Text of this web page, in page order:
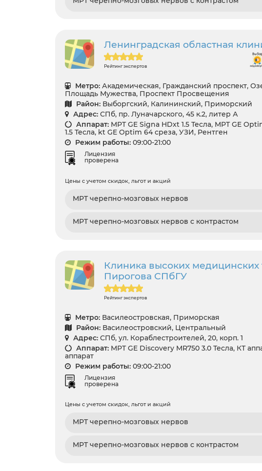
Ленинградская областная
Рейтинг экспертов
Метро: Академическая, Гражданский проспект,
Площадь Мужества, Проспект Просвещения
Район: Выборгский, Калининский, Приморский
Адрес: СПб, пр. Луначарского, 45 к.2, литер А
Аппарат: МРТ GE Signa HDxt 1.5 Тесла, МРТ GE
1.5 Тесла, kt GE Optim 64 среза, УЗИ, Рентген
Режим работы: 09:00-21:00
Лицензия
проверена
Цены с учетом скидок, льгот и акций
МРТ черепно-мозговых нервов
МРТ черепно-мозговых нервов с контрастом
Клиника высоких медицинских
Пирогова СПбГУ
Рейтинг экспертов
Метро: Василеостровская, Приморская
Район: Василеостровский, Центральный
Адрес: СПб, ул. Кораблестроителей, 20, корп. 1
Аппарат: МРТ GE Discovery MR750 3.0 Тесла, КТ
аппарат
Режим работы: 09:00-21:00
Лицензия
проверена
Цены с учетом скидок, льгот и акций
МРТ черепно-мозговых нервов
МРТ черепно-мозговых нервов с контрастом